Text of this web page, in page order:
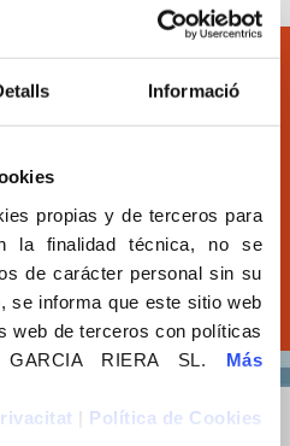
Informació
propias y de terceros para
la finalidad técnica, no se
de carácter personal sin su
se informa que este sitio web
web de terceros con políticas
GARCIA RIERA SL. Más
| Política de Cookies
estudiemos su
el formulario adjunto
Garcia Riera